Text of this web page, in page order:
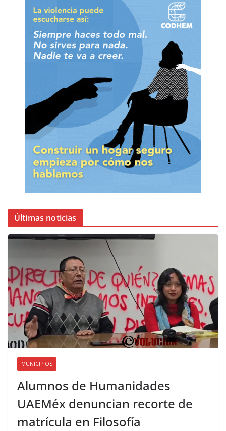
Últimas noticias
MUNICIPIOS
Alumnos de Humanidades
UAEMéx denuncian recorte de
matrícula en Filosofía